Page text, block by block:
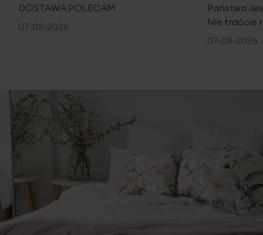
DOSTAWA POLECAM
07-08-2026
Państwa
Nie traćcie
07-08-2026